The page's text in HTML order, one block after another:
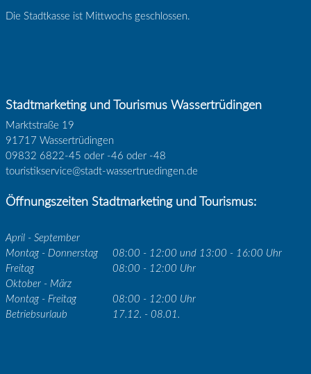
Die Stadtkasse ist Mittwochs geschlossen.
Stadtmarketing und Tourismus Wassertrüdingen
Marktstraße 19
91717 Wassertrüdingen
09832 6822-45 oder -46 oder -48
touristikservice@stadt-wassertruedingen.de
Öffnungszeiten Stadtmarketing und Tourismus:
April - September
Montag - Donnerstag
08:00 - 12:00 und 13:00 - 16:00 Uhr
Freitag
08:00 - 12:00 Uhr
Oktober - März
Montag - Freitag
08:00 - 12:00 Uhr
Betriebsurlaub
17.12. - 08.01.